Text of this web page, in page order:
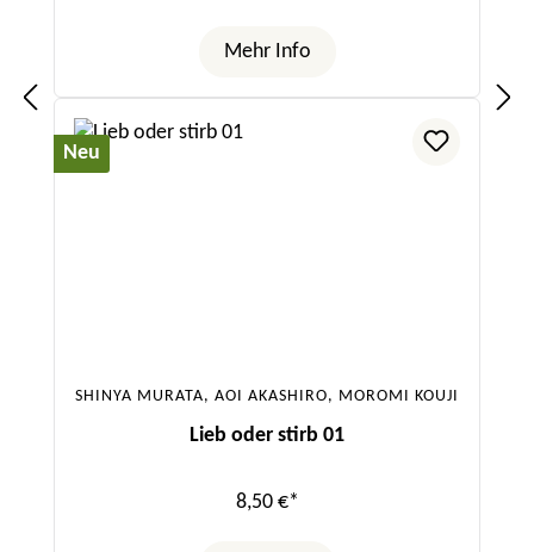
Mehr Info
Neu
SHINYA MURATA, AOI AKASHIRO, MOROMI KOUJI
Lieb oder stirb 01
8,50 €*